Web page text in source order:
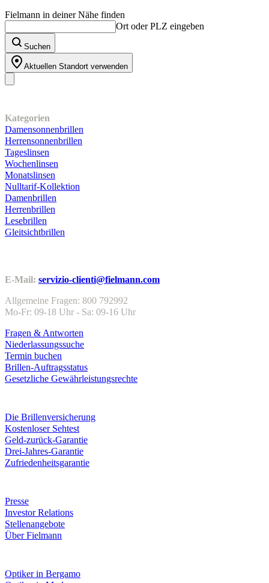
Fielmann in deiner Nähe finden
Ort oder PLZ eingeben
Suchen
Aktuellen Standort verwenden
Kategorien
Damensonnenbrillen
Herrensonnenbrillen
Tageslinsen
Wochenlinsen
Monatslinsen
Nulltarif-Kollektion
Damenbrillen
Herrenbrillen
Lesebrillen
Gleitsichtbrillen
E-Mail: servizio-clienti@fielmann.com
Allgemeine Fragen: 800 792992
Mo-Fr: 09-18 Uhr - Sa: 09-16 Uhr
Fragen & Antworten
Niederlassungssuche
Termin buchen
Brillen-Auftragsstatus
Gesetzliche Gewährleistungsrechte
Die Brillenversicherung
Kostenloser Sehtest
Geld-zurück-Garantie
Drei-Jahres-Garantie
Zufriedenheitsgarantie
Presse
Investor Relations
Stellenangebote
Über Fielmann
Optiker in Bergamo